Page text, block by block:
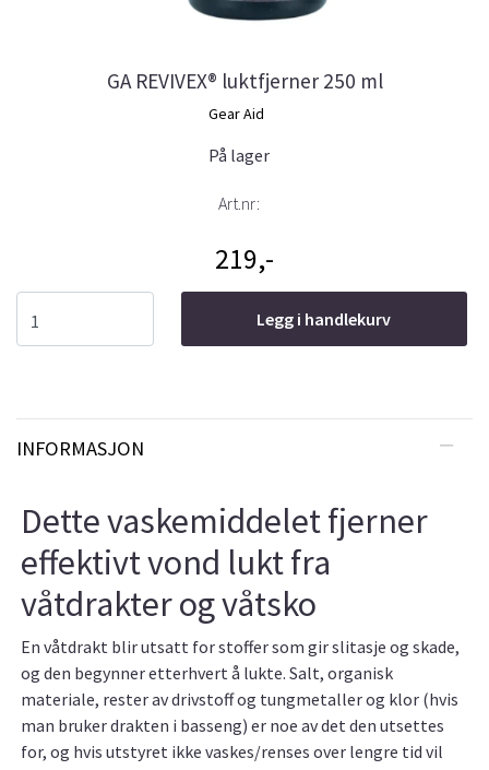
GA REVIVEX® luktfjerner 250 ml
Gear Aid
På lager
Art.nr:
219,-
Legg i handlekurv
INFORMASJON
Dette vaskemiddelet fjerner
effektivt vond lukt fra
våtdrakter og våtsko
En våtdrakt blir utsatt for stoffer som gir slitasje og skade,
og den begynner etterhvert å lukte. Salt, organisk
materiale, rester av drivstoff og tungmetaller og klor (hvis
man bruker drakten i basseng) er noe av det den utsettes
for, og hvis utstyret ikke vaskes/renses over lengre tid vil